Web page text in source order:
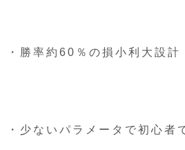
・勝率約60％の損小利大設計
・少ないパラメータで初心者